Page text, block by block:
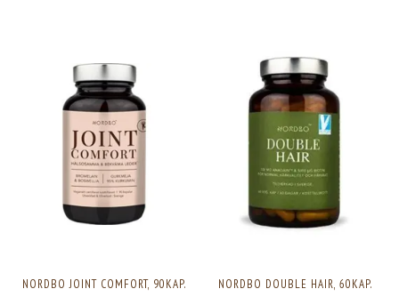
NORDBO JOINT COMFORT, 90KAP. NORDBO DOUBLE HAIR, 60KAP.